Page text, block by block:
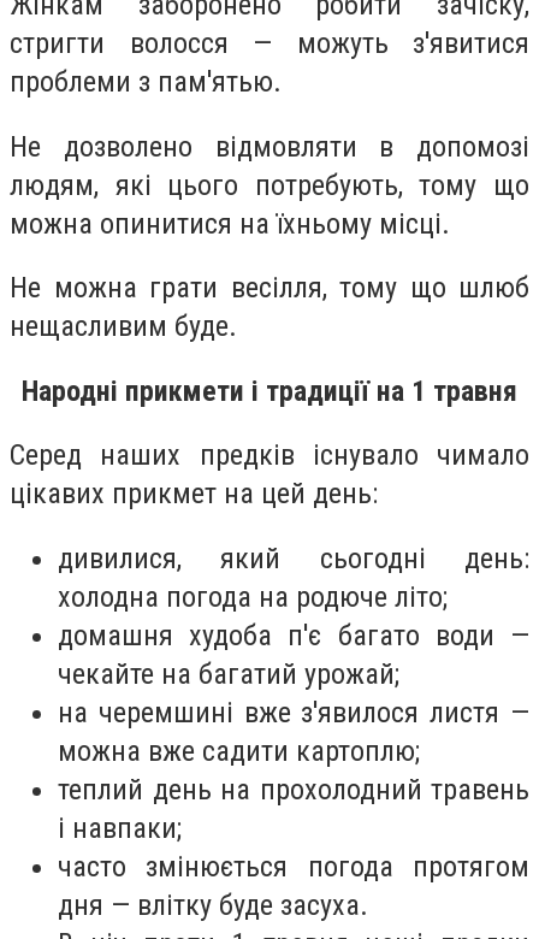
стригти волосся — можуть з'явитися
проблеми з пам'ятью.
Не дозволено відмовляти в допомозі
людям, які цього потребують, тому що
можна опинитися на їхньому місці.
Не можна грати весілля, тому що шлюб
нещасливим буде.
Народні прикмети і традиції на 1 травня
Серед наших предків існувало чимало
цікавих прикмет на цей день:
дивилися, який сьогодні день:
холодна погода на родюче літо;
домашня худоба п'є багато води —
чекайте на багатий урожай;
на черемшині вже з'явилося листя —
можна вже садити картоплю;
теплий день на прохолодний травень
і навпаки;
часто змінюється погода протягом
дня — влітку буде засуха.